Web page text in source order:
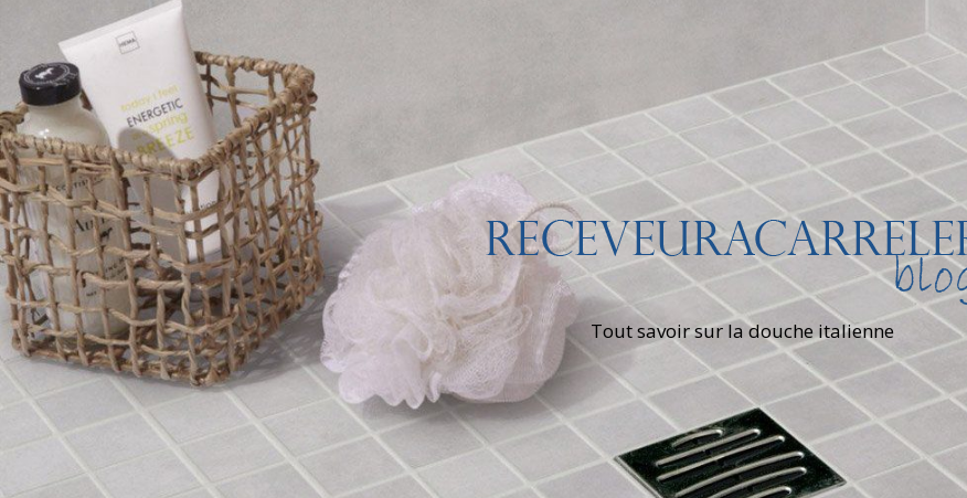
Tout savoir sur la douche italienne